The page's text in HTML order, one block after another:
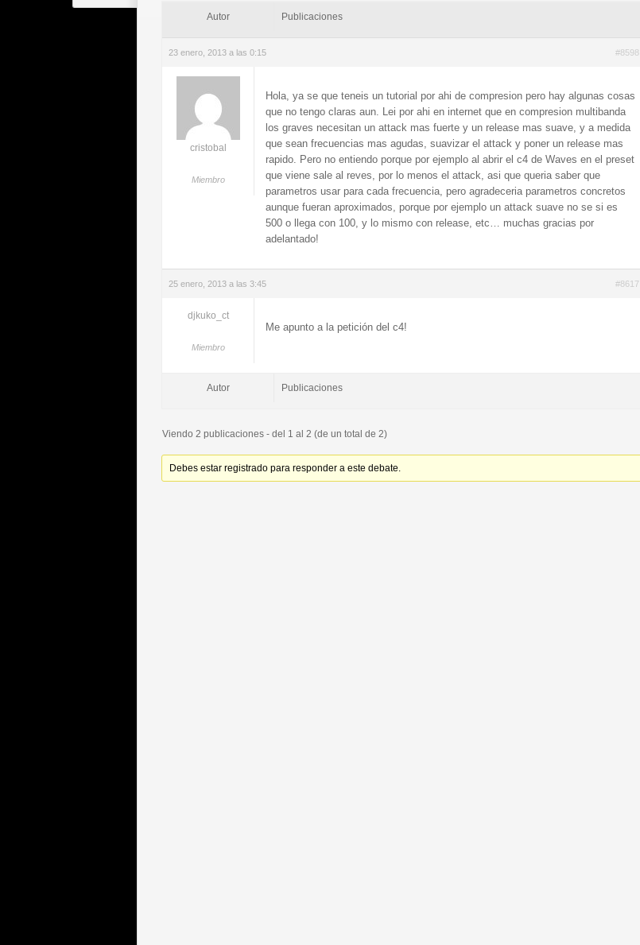
Autor Publicaciones
23 enero, 2013 a las 0:15 #8598
cristobal
Miembro
Hola, ya se que teneis un tutorial por ahi de compresion pero hay algunas cosas
que no tengo claras aun. Lei por ahi en internet que en compresion multibanda
los graves necesitan un attack mas fuerte y un release mas suave, y a medida
que sean frecuencias mas agudas, suavizar el attack y poner un release mas
rapido. Pero no entiendo porque por ejemplo al abrir el c4 de Waves en el preset
que viene sale al reves, por lo menos el attack, asi que queria saber que
parametros usar para cada frecuencia, pero agradeceria parametros concretos
aunque fueran aproximados, porque por ejemplo un attack suave no se si es
500 o llega con 100, y lo mismo con release, etc… muchas gracias por
adelantado!
25 enero, 2013 a las 3:45 #8617
djkuko_ct
Miembro
Me apunto a la petición del c4!
Autor Publicaciones
Viendo 2 publicaciones - del 1 al 2 (de un total de 2)
Debes estar registrado para responder a este debate.